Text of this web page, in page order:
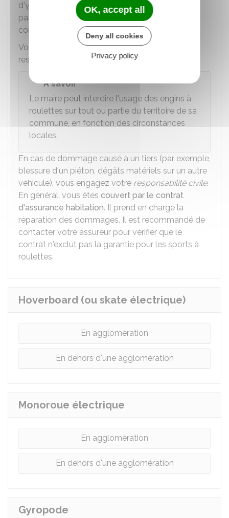
d'y être contraint par son mauvais état) ou des
passages protégés, vous risquez une
contravention de4 €.
Vous risquez la même sanction en cas de non-
respect d'un feu.
À savoir
Le maire peut interdire l'usage des engins à
roulettes sur tout ou partie du territoire de sa
commune, en fonction des circonstances
locales.
En cas de dommage causé à un tiers (par exemple,
blessure d'un piéton, dégâts matériels sur un autre
véhicule), vous engagez votre responsabilité civile.
En général, vous êtes couvert par le contrat
d'assurance habitation. Il prend en charge la
réparation des dommages. Il est recommandé de
contacter votre assureur pour vérifier que le
contrat n'exclut pas la garantie pour les sports à
roulettes.
Hoverboard (ou skate électrique)
En agglomération
En dehors d'une agglomération
Monoroue électrique
En agglomération
En dehors d'une agglomération
Gyropode
OK, accept all
Deny all cookies
Privacy policy